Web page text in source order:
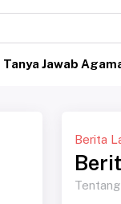
Tanya Jawab
Berita